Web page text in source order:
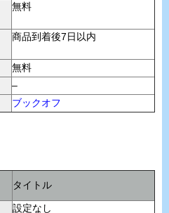
無料
商品到着後7日以内
無料
–
ブックオフ
タイトル
設定なし